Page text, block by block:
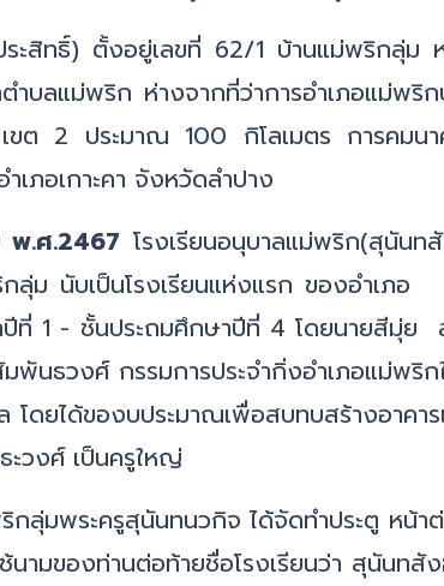
ระสิทธิ์) ตั้งอยู่เลขที่ 62/1 บ้านแม่พริกลุ่
ตำบลแม่พริก ห่างจากที่ว่าการอำเภอแม่พ
ขต 2 ประมาณ 100 กิโลเมตร การคมนา
เภอเกาะคา จังหวัดลำปาง
พ.ศ.2467 โรงเรียนอนุบาลแม่พริก(สุนันท
ริกลุ่ม นับเป็นโรงเรียนแห่งแรก ของอำ
ที่ 1 - ชั้นประถมศึกษาปีที่ 4 โดยนายสีมุ่ย
ธวงศ์ กรรมการประจำกิ่งอำเภอแม่พริก
โดยได้ของบประมาณเพื่อสบทบสร้างอาคา
วงศ์ เป็นครูใหญ่
กลุ่มพระครูสุนันทนวกิจ ได้จัดทำประตู หน้
มของท่านต่อท้ายชื่อโรงเรียนว่า สุนันทสั